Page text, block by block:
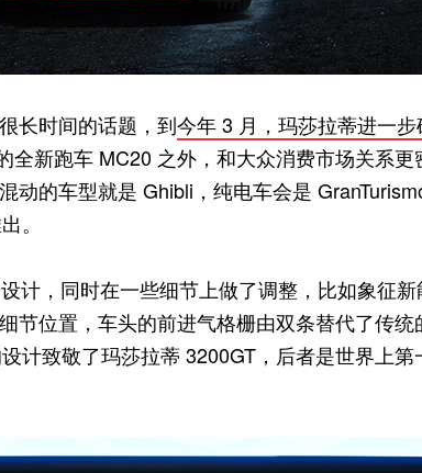
长时间的话题，到今年 3 月，玛莎拉蒂进一
全新跑车 MC20 之外，和大众消费市场关系
动的车型就是 Ghibli，纯电车会是
。
计，同时在一些细节上做了调整，比如象征新
节位置，车头的前进气格栅由双条替代了传
计致敬了玛莎拉蒂 3200GT，后者是世界上